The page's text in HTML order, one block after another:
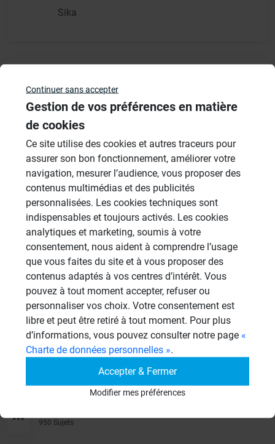
Sika
Veuillez vousconnecterpour répondre à ce sujet
Sujets
Cabines de hammam
26 Sujets
Systèmes de panneaux à carreler
1206 Sujets
Aménagement Agencement
21 Sujets
Revêtement Finition
Douches à l'Italienne
950 Sujets
Continuer sans accepter
Gestion de vos préférences en matière
de cookies
Ce site utilise des cookies et autres traceurs pour
assurer son bon fonctionnement, améliorer votre
navigation, mesurer l’audience, vous proposer des
contenus multimédias et des publicités
personnalisées. Les cookies techniques sont
indispensables et toujours activés. Les cookies
analytiques et marketing, soumis à votre
consentement, nous aident à comprendre l’usage
que vous faites du site et à vous proposer des
contenus adaptés à vos centres d’intérêt. Vous
pouvez à tout moment accepter, refuser ou
personnaliser vos choix. Votre consentement est
libre et peut être retiré à tout moment. Pour plus
d’informations, vous pouvez consulter notre page «
Charte de données personnelles ».
Accepter & Fermer
Modifier mes préférences